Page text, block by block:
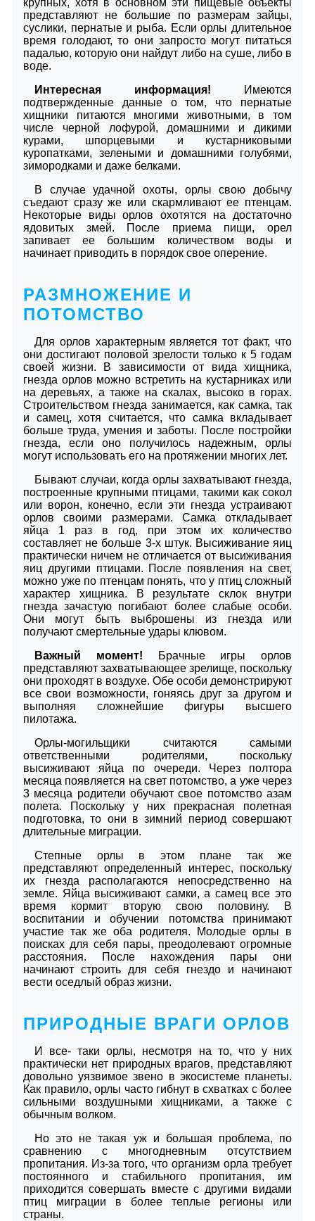
представляют не большие по размерам зайцы,
суслики, пернатые и рыба. Если орлы длительное
время голодают, то они запросто могут питаться
падалью, которую они найдут либо на суше, либо в
воде.
Интересная информация! Имеются
подтвержденные данные о том, что пернатые
хищники питаются многими животными, в том
числе черной лофурой, домашними и дикими
курами, шпорцевыми и кустарниковыми
куропатками, зелеными и домашними голубями,
зимородками и даже белками.
В случае удачной охоты, орлы свою добычу
съедают сразу же или скармливают ее птенцам.
Некоторые виды орлов охотятся на достаточно
ядовитых змей. После приема пищи, орел
запивает ее большим количеством воды и
начинает приводить в порядок свое оперение.
РАЗМНОЖЕНИЕ И
ПОТОМСТВО
Для орлов характерным является тот факт, что
они достигают половой зрелости только к 5 годам
своей жизни. В зависимости от вида хищника,
гнезда орлов можно встретить на кустарниках или
на деревьях, а также на скалах, высоко в горах.
Строительством гнезда занимается, как самка, так
и самец, хотя считается, что самка вкладывает
больше труда, умения и заботы. После постройки
гнезда, если оно получилось надежным, орлы
могут использовать его на протяжении многих лет.
Бывают случаи, когда орлы захватывают гнезда,
построенные крупными птицами, такими как сокол
или ворон, конечно, если эти гнезда устраивают
орлов своими размерами. Самка откладывает
яйца 1 раз в год, при этом их количество
составляет не больше 3-х штук. Высиживание яиц
практически ничем не отличается от высиживания
яиц другими птицами. После появления на свет,
можно уже по птенцам понять, что у птиц сложный
характер хищника. В результате склок внутри
гнезда зачастую погибают более слабые особи.
Они могут быть выброшены из гнезда или
получают смертельные удары клювом.
Важный момент! Брачные игры орлов
представляют захватывающее зрелище, поскольку
они проходят в воздухе. Обе особи демонстрируют
все свои возможности, гоняясь друг за другом и
выполняя сложнейшие фигуры высшего
пилотажа.
Орлы-могильщики считаются самыми
ответственными родителями, поскольку
высиживают яйца по очереди. Через полтора
месяца появляется на свет потомство, а уже через
3 месяца родители обучают свое потомство азам
полета. Поскольку у них прекрасная полетная
подготовка, то они в зимний период совершают
длительные миграции.
Степные орлы в этом плане так же
представляют определенный интерес, поскольку
их гнезда располагаются непосредственно на
земле. Яйца высиживают самки, а самец все это
время кормит вторую свою половину. В
воспитании и обучении потомства принимают
участие так же оба родителя. Молодые орлы в
поисках для себя пары, преодолевают огромные
расстояния. После нахождения пары они
начинают строить для себя гнездо и начинают
вести оседлый образ жизни.
ПРИРОДНЫЕ ВРАГИ ОРЛОВ
И все- таки орлы, несмотря на то, что у них
практически нет природных врагов, представляют
довольно уязвимое звено в экосистеме планеты.
Как правило, орлы часто гибнут в схватках с более
сильными воздушными хищниками, а также с
обычным волком.
Но это не такая уж и большая проблема, по
сравнению с многодневным отсутствием
пропитания. Из-за того, что организм орла требует
постоянного и стабильного пропитания, им
приходится совершать вместе с другими видами
птиц миграции в более теплые регионы или
страны.